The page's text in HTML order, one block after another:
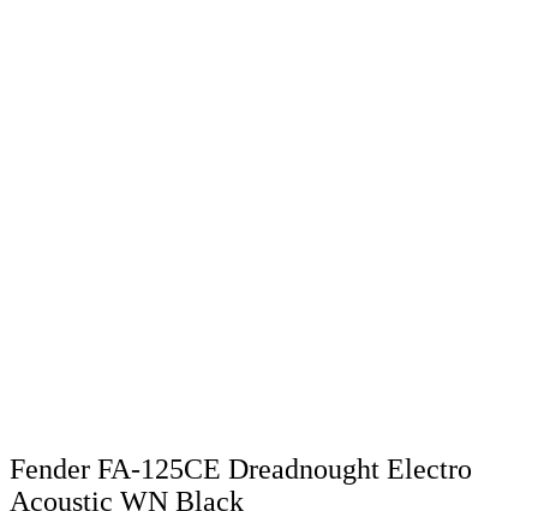
Fender FA-125CE Dreadnought Electro
Acoustic WN Black